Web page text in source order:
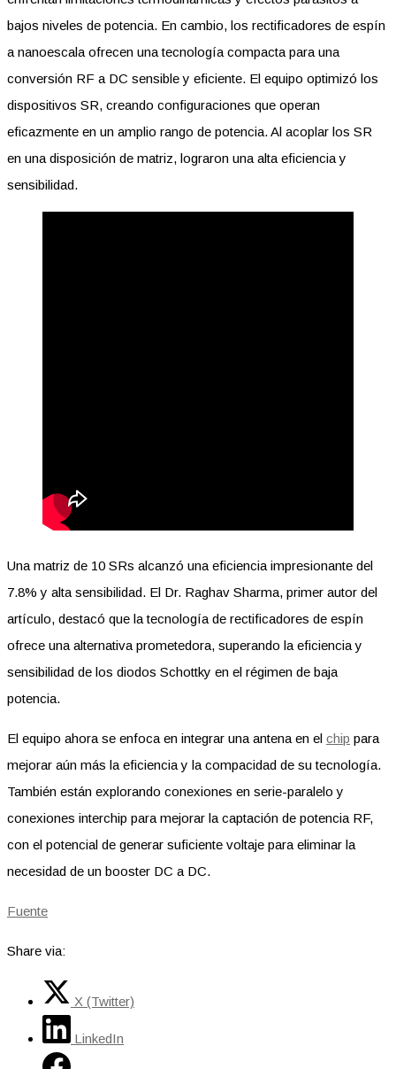
bajos niveles de potencia. En cambio, los rectificadores de espín
a nanoescala ofrecen una tecnología compacta para una
conversión RF a DC sensible y eficiente. El equipo optimizó los
dispositivos SR, creando configuraciones que operan
eficazmente en un amplio rango de potencia. Al acoplar los SR
en una disposición de matriz, lograron una alta eficiencia y
sensibilidad.
Una matriz de 10 SRs alcanzó una eficiencia impresionante del
7.8% y alta sensibilidad. El Dr. Raghav Sharma, primer autor del
artículo, destacó que la tecnología de rectificadores de espín
ofrece una alternativa prometedora, superando la eficiencia y
sensibilidad de los diodos Schottky en el régimen de baja
potencia.
El equipo ahora se enfoca en integrar una antena en el chip para
mejorar aún más la eficiencia y la compacidad de su tecnología.
También están explorando conexiones en serie-paralelo y
conexiones interchip para mejorar la captación de potencia RF,
con el potencial de generar suficiente voltaje para eliminar la
necesidad de un booster DC a DC.
Fuente
Share via:
X (Twitter)
LinkedIn